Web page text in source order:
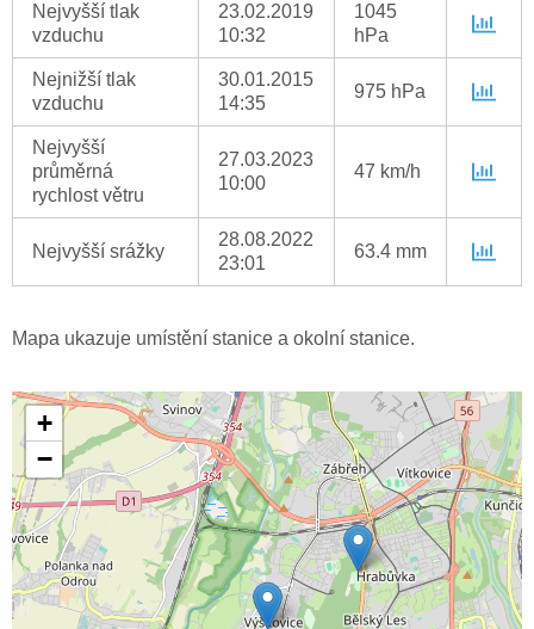
Nejvyšší tlak
vzduchu
23.02.2019
10:32
1045
hPa
Nejnižší tlak
vzduchu
30.01.2015
14:35
975 hPa
Nejvyšší
průměrná
rychlost větru
27.03.2023
10:00
47 km/h
Nejvyšší srážky
28.08.2022
23:01
63.4 mm
Mapa ukazuje umístění stanice a okolní stanice.
+
−